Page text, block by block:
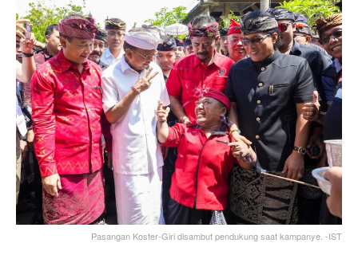
Pasangan Koster-Giri disambut pendukung saat kampanye. -IST